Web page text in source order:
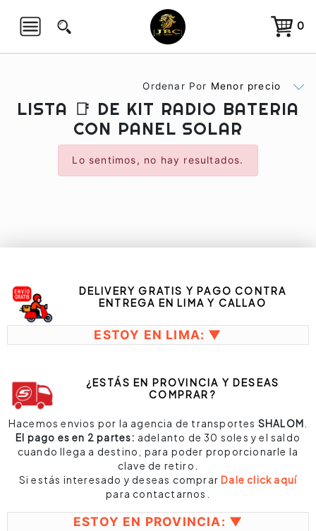
0
Ordenar Por Menor precio ∟
LISTA 📑 DE KIT RADIO BATERIA
CON PANEL SOLAR
Lo sentimos, no hay resultados.
DELIVERY GRATIS Y PAGO CONTRA
ENTREGA EN LIMA Y CALLAO
ESTOY EN LIMA: ▼
¿ESTÁS EN PROVINCIA Y DESEAS
COMPRAR?
Hacemos envios por la agencia de transportes SHALOM
El pago es en 2 partes: adelanto de 30 soles y el saldo
cuando llega a destino, para poder proporcionarle la
clave de retiro.
Si estás interesado y deseas comprar Dale click aquí
para contactarnos.
ESTOY EN PROVINCIA: ▼